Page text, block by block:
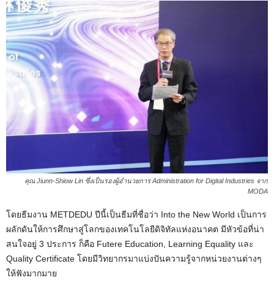
คุณ Jiunn-Shiow Lin ซึ่งเป็นรองผู้อำนวยการ Administration for Digital Industries จาก
MODA
โดยธีมงาน METDEDU ปีนี้เป็นธีมที่ชื่อว่า Into the New World เป็นการ
ผลักดันให้การศึกษาสู่โลกของเทคโนโลยีดิจิทัลแห่งอนาคต มีหัวข้อที่น่า
สนใจอยู่ 3 ประการ ก็คือ Futere Education, Learning Equality และ
Quality Certificate โดยมีวิทยากรมาแบ่งปันความรู้จากหน่วยงานต่างๆ
ให้ฟังมากมาย